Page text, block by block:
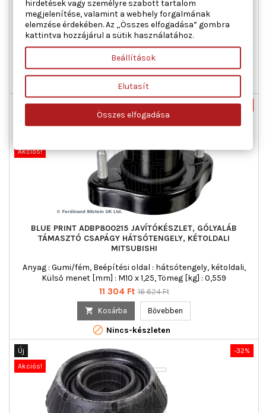
Anyag : Gumi/fém, Beépítési oldal : Első tengely kétoldali,
Kiegészítő cikk/kiegészítő info 2 : golyóscsapággyal, Tömeg
[kg] : 0,3
Ár
7 042 FtNormál
ár
10 356 Ft
Utolsó tételek a raktáron
-32%
Nincs-készleten
Akciós!
BLUE PRINT ADBP800215 JAVÍTÓKÉSZLET, GÓLYALÁB
TÁMASZTÓ CSAPÁGY HÁTSÓTENGELY, KÉTOLDALI
MITSUBISHI
Anyag : Gumi/fém, Beépítési oldal : hátsótengely, kétoldali,
Külső menet [mm] : M10 x 1,25, Tömeg [kg] : 0,559
Ár
11 304 Ft Normál
16 624 Ft
 Kosárba Bővebben
 Nincs-készleten
-32%
Új
Akciós!
hirdetések vagy személyre szabott tartalom
megjelenítése, valamint a webhely forgalmának
elemzése érdekében. Az „Összes elfogadása” gombra
kattintva hozzájárul a sütik használatához.
Beállítások
Elutasít
Összes elfogadása